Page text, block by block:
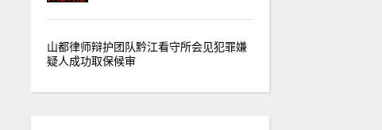
山都律师辩护团队黔江看守所会见犯罪嫌
疑人成功取保候审